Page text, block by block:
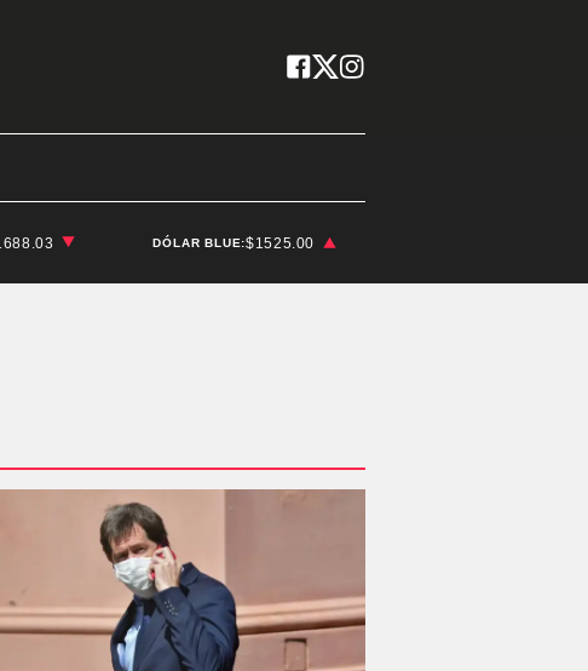
DÓLAR BLUE:$1525.00